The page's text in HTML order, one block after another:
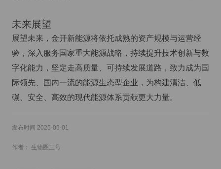
未来展望
展望未来，金开新能源将依托成熟的资产规模与运营经
验，深入服务国家重大能源战略，持续提升技术创新与数
字化能力，坚定走高质量、可持续发展道路，致力成为国
际领先、国内一流的能源生态型企业，为构建清洁、低
碳、安全、高效的现代能源体系贡献更大力量。
发布时间 2025-05-01
作者： 生物圈三号